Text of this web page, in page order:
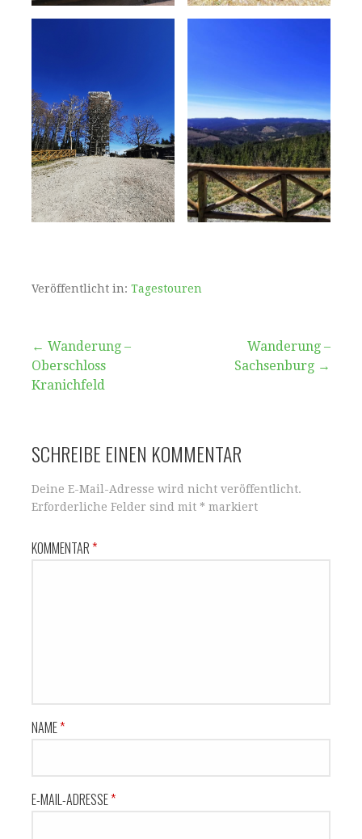
Veröffentlicht in: Tagestouren
Beitragsnavigation
← Wanderung –
Oberschloss
Kranichfeld
Wanderung –
Sachsenburg →
SCHREIBE EINEN KOMMENTAR
Deine E-Mail-Adresse wird nicht veröffentlicht.
Erforderliche Felder sind mit * markiert
KOMMENTAR*
NAME*
E-MAIL-ADRESSE*